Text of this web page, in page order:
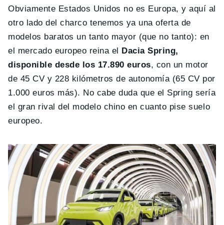
Obviamente Estados Unidos no es Europa, y aquí al
otro lado del charco tenemos ya una oferta de
modelos baratos un tanto mayor (que no tanto): en
el mercado europeo reina el
Dacia Spring,
disponible desde los 17.890 euros, con un motor
de 45 CV y 228 kilómetros de autonomía (65 CV por
1.000 euros más). No cabe duda que el Spring sería
el gran rival del modelo chino en cuanto pise suelo
europeo.